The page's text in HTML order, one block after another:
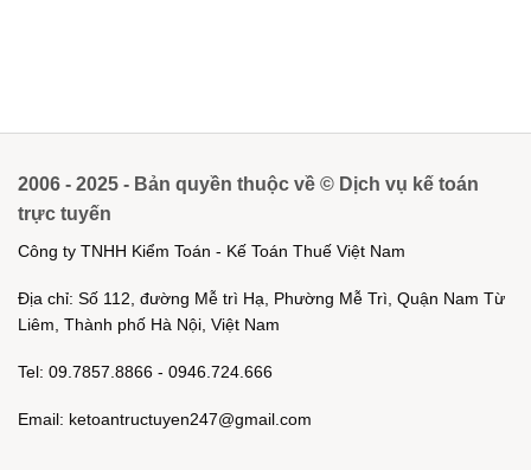
2006 - 2025 - Bản quyền thuộc về © Dịch vụ kế toán
trực tuyến
Công ty TNHH Kiểm Toán - Kế Toán Thuế Việt Nam
Địa chỉ: Số 112, đường Mễ trì Hạ, Phường Mễ Trì, Quận Nam Từ
Liêm, Thành phố Hà Nội, Việt Nam
Tel: 09.7857.8866 - 0946.724.666
Email: ketoantructuyen247@gmail.com